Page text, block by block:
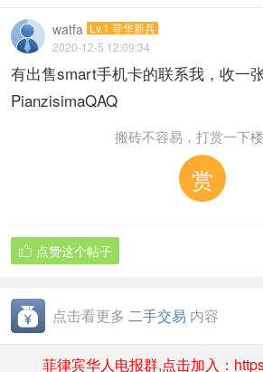
watfa Lv.1 菲华新兵
2020-12-5 12:09:34
有出售smart手机卡的联系我，收一
PianzisimaQAQ
搬砖不容易，打赏一下
赏
 点赞这个帖子
点击看更多 二手交易 内容
菲律宾华人电报群,点击加入：